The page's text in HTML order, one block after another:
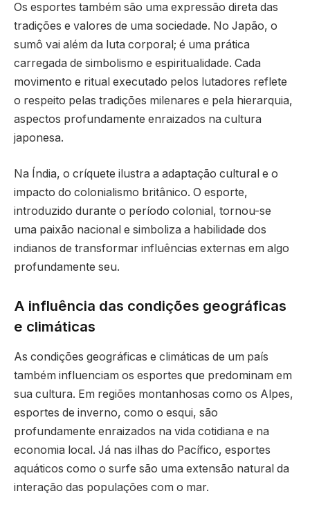
Os esportes também são uma expressão direta das
tradições e valores de uma sociedade. No Japão, o
sumô vai além da luta corporal; é uma prática
carregada de simbolismo e espiritualidade. Cada
movimento e ritual executado pelos lutadores reflete
o respeito pelas tradições milenares e pela hierarquia,
aspectos profundamente enraizados na cultura
japonesa.
Na Índia, o críquete ilustra a adaptação cultural e o
impacto do colonialismo britânico. O esporte,
introduzido durante o período colonial, tornou-se
uma paixão nacional e simboliza a habilidade dos
indianos de transformar influências externas em algo
profundamente seu.
A influência das condições geográficas
e climáticas
As condições geográficas e climáticas de um país
também influenciam os esportes que predominam em
sua cultura. Em regiões montanhosas como os Alpes,
esportes de inverno, como o esqui, são
profundamente enraizados na vida cotidiana e na
economia local. Já nas ilhas do Pacífico, esportes
aquáticos como o surfe são uma extensão natural da
interação das populações com o mar.